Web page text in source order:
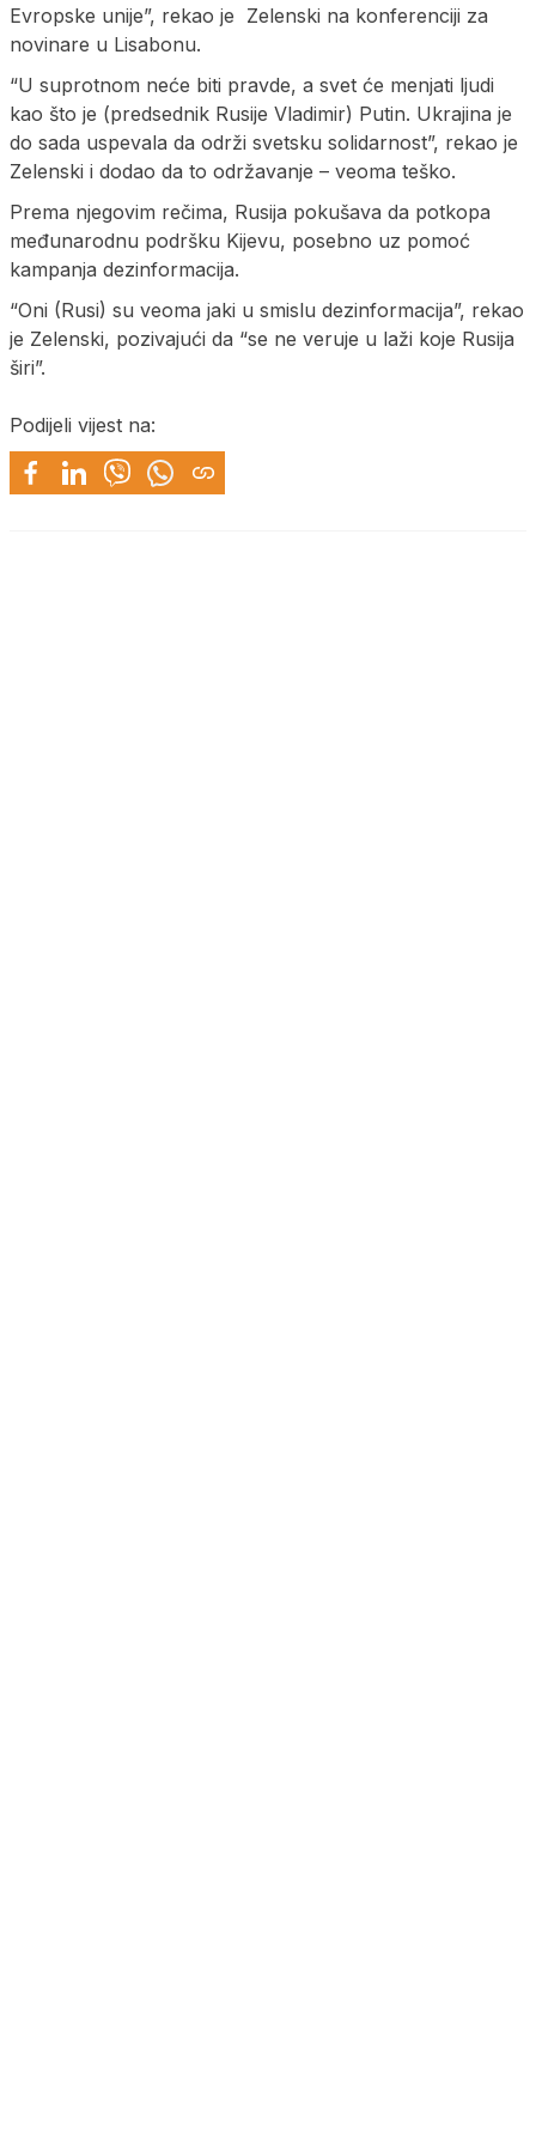
Evropske unije”, rekao je Zelenski na konferenciji za
novinare u Lisabonu.
“U suprotnom neće biti pravde, a svet će menjati ljudi
kao što je (predsednik Rusije Vladimir) Putin. Ukrajina je
do sada uspevala da održi svetsku solidarnost”, rekao je
Zelenski i dodao da to održavanje – veoma teško.
Prema njegovim rečima, Rusija pokušava da potkopa
međunarodnu podršku Kijevu, posebno uz pomoć
kampanja dezinformacija.
“Oni (Rusi) su veoma jaki u smislu dezinformacija”, rekao
je Zelenski, pozivajući da “se ne veruje u laži koje Rusija
širi”.
Podijeli vijest na: